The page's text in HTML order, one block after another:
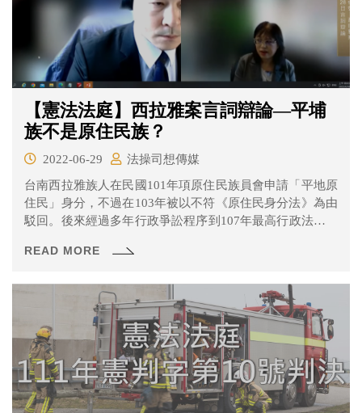
【憲法法庭】西拉雅案言詞辯論—平埔
族不是原住民族？
2022-06-29
法操司想傳媒
台南西拉雅族人在民國101年項原住民族員會申請「平地原
住民」身分，不過在103年被以不符《原住民身分法》為由
駁回。後來經過多年行政爭訟程序到107年最高行政法院發
身分法》有違憲疑義，於109年聲請大法官解釋。
READ MORE